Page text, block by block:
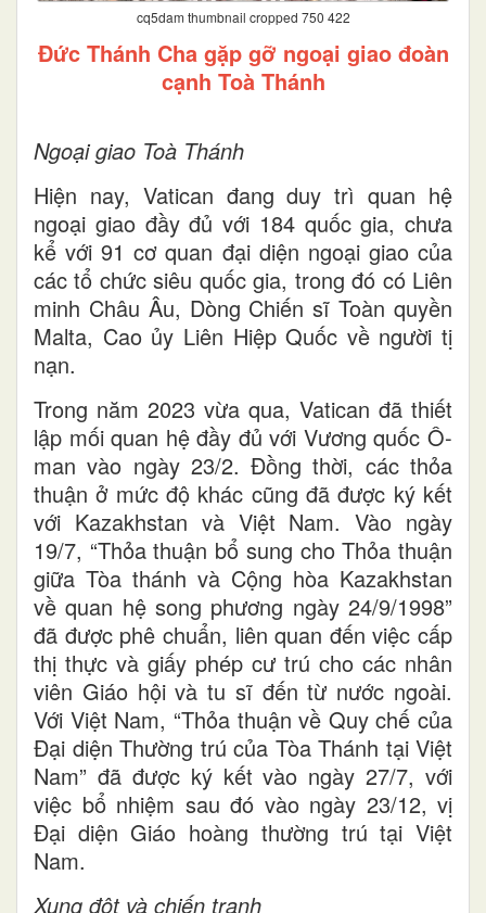
cq5dam thumbnail cropped 750 422
Đức Thánh Cha gặp gỡ ngoại giao đoàn
cạnh Toà Thánh
Ngoại giao Toà Thánh
Hiện nay, Vatican đang duy trì quan hệ
ngoại giao đầy đủ với 184 quốc gia, chưa
kể với 91 cơ quan đại diện ngoại giao của
các tổ chức siêu quốc gia, trong đó có Liên
minh Châu Âu, Dòng Chiến sĩ Toàn quyền
Malta, Cao ủy Liên Hiệp Quốc về người tị
nạn.
Trong năm 2023 vừa qua, Vatican đã thiết
lập mối quan hệ đầy đủ với Vương quốc Ô-
man vào ngày 23/2. Đồng thời, các thỏa
thuận ở mức độ khác cũng đã được ký kết
với Kazakhstan và Việt Nam. Vào ngày
19/7, “Thỏa thuận bổ sung cho Thỏa thuận
giữa Tòa thánh và Cộng hòa Kazakhstan
về quan hệ song phương ngày 24/9/1998”
đã được phê chuẩn, liên quan đến việc cấp
thị thực và giấy phép cư trú cho các nhân
viên Giáo hội và tu sĩ đến từ nước ngoài.
Với Việt Nam, “Thỏa thuận về Quy chế của
Đại diện Thường trú của Tòa Thánh tại Việt
Nam” đã được ký kết vào ngày 27/7, với
việc bổ nhiệm sau đó vào ngày 23/12, vị
Đại diện Giáo hoàng thường trú tại Việt
Nam.
Xung đột và chiến tranh